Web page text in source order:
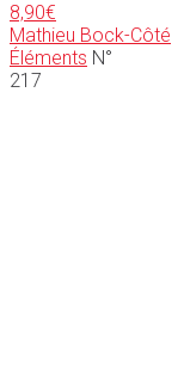
8,90€
Mathieu Bock-Côté
Éléments N°
217